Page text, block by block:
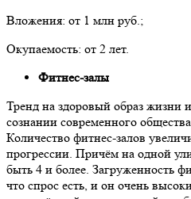
Вложения: от 1 млн руб.;
Окупаемость: от 2 лет.
Фитнес-залы
Тренд на здоровый образ жизни
сознании современного
Количество фитнес-залов
прогрессии. Причём на одной
быть 4 и более. Загруженность
что спрос есть, и он очень